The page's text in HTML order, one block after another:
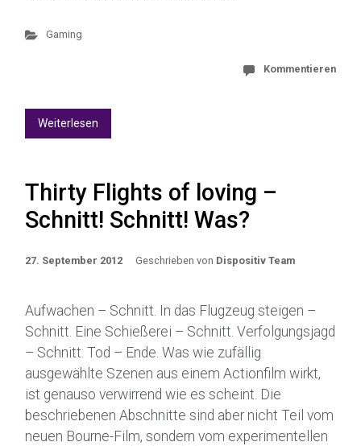
Gaming
Kommentieren
Weiterlesen
Thirty Flights of loving –
Schnitt! Schnitt! Was?
27. September 2012 Geschrieben von Dispositiv Team
Aufwachen – Schnitt. In das Flugzeug steigen –
Schnitt. Eine Schießerei – Schnitt. Verfolgungsjagd
– Schnitt. Tod – Ende. Was wie zufällig
ausgewählte Szenen aus einem Actionfilm wirkt,
ist genauso verwirrend wie es scheint. Die
beschriebenen Abschnitte sind aber nicht Teil vom
neuen Bourne-Film, sondern vom experimentellen